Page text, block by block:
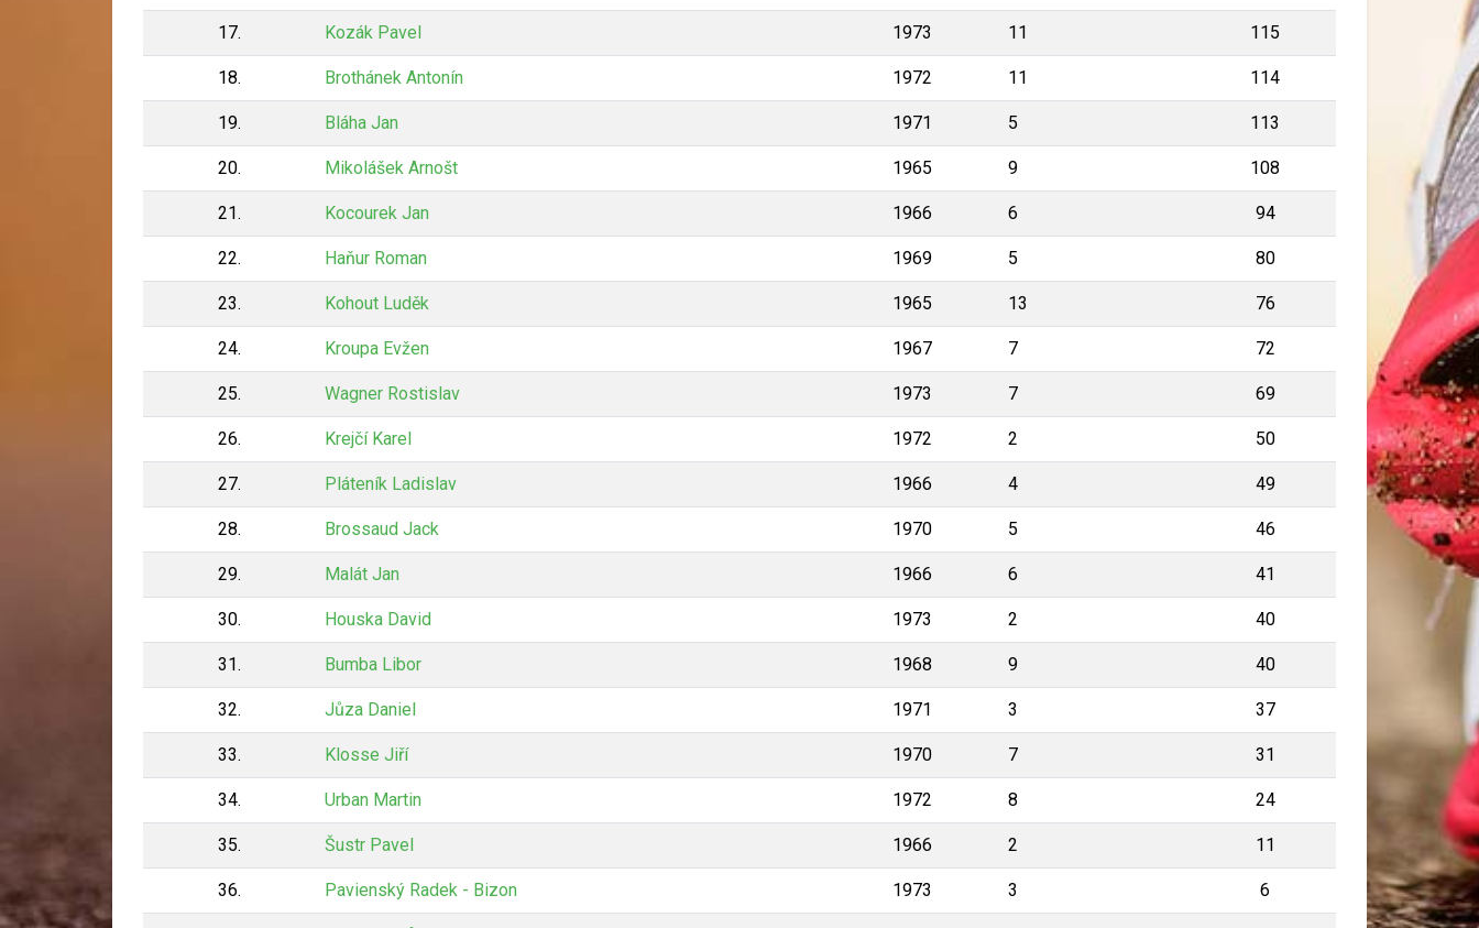
17. Kozák Pavel 1973 11 115
18. Brothánek Antonín 1972 11 114
19. Bláha Jan 1971 5 113
20. Mikolášek Arnošt 1965 9 108
21. Kocourek Jan 1966 6 94
22. Haňur Roman 1969 5 80
23. Kohout Luděk 1965 13 76
24. Kroupa Evžen 1967 7 72
25. Wagner Rostislav 1973 7 69
26. Krejčí Karel 1972 2 50
27. Pláteník Ladislav 1966 4 49
28. Brossaud Jack 1970 5 46
29. Malát Jan 1966 6 41
30. Houska David 1973 2 40
31. Bumba Libor 1968 9 40
32. Jůza Daniel 1971 3 37
33. Klosse Jiří 1970 7 31
34. Urban Martin 1972 8 24
35. Šustr Pavel 1966 2 11
36. Pavienský Radek - Bizon 1973 3 6